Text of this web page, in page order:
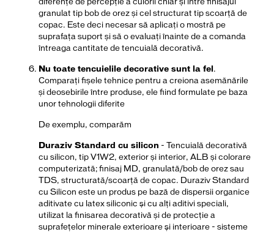
diferențe de percepție a culorii chiar și între finisajul
granulat tip bob de orez și cel structurat tip scoarță de
copac. Este deci necesar să aplicați o mostră pe
suprafața suport și să o evaluați înainte de a comanda
întreaga cantitate de tencuială decorativă.
Nu toate tencuielile decorative sunt la fel .
Comparați fișele tehnice pentru a creiona asemănările
și deosebirile între produse, ele fiind formulate pe baza
unor tehnologii diferite
De exemplu, comparăm
Duraziv Standard cu silicon - Tencuială decorativă
cu silicon, tip V1W2, exterior și interior, ALB și colorare
computerizată; finisaj MD, granulată/bob de orez sau
TDS, structurată/scoarță de copac. Duraziv Standard
cu Silicon este un produs pe bază de dispersii organice
aditivate cu latex siliconic şi cu alţi aditivi speciali,
utilizat la finisarea decorativă și de protecție a
suprafețelor minerale exterioare şi interioare - sisteme